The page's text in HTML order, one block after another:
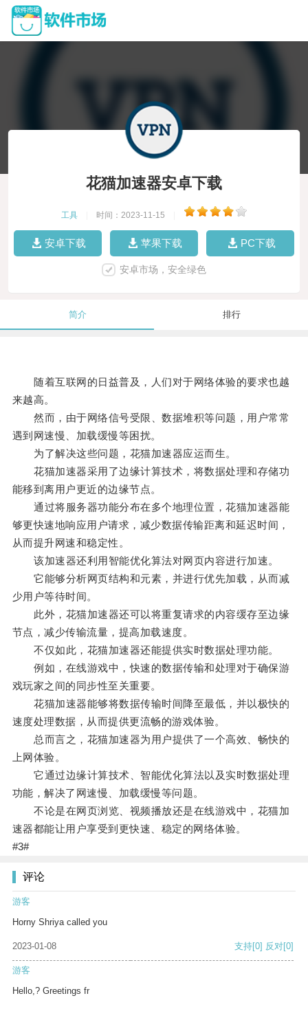
花猫加速器安卓下载
工具 时间：2023-11-15
安卓下载 苹果下载 PC下载
安卓市场，安全绿色
简介 排行
随着互联网的日益普及，人们对于网络体验的要求也越
来越高。
然而，由于网络信号受限、数据堆积等问题，用户常常
遇到网速慢、加载缓慢等困扰。
为了解决这些问题，花猫加速器应运而生。
花猫加速器采用了边缘计算技术，将数据处理和存储功
能移到离用户更近的边缘节点。
通过将服务器功能分布在多个地理位置，花猫加速器能
够更快速地响应用户请求，减少数据传输距离和延迟时间，
从而提升网速和稳定性。
该加速器还利用智能优化算法对网页内容进行加速。
它能够分析网页结构和元素，并进行优先加载，从而减
少用户等待时间。
此外，花猫加速器还可以将重复请求的内容缓存至边缘
节点，减少传输流量，提高加载速度。
不仅如此，花猫加速器还能提供实时数据处理功能。
例如，在线游戏中，快速的数据传输和处理对于确保游
戏玩家之间的同步性至关重要。
花猫加速器能够将数据传输时间降至最低，并以极快的
速度处理数据，从而提供更流畅的游戏体验。
总而言之，花猫加速器为用户提供了一个高效、畅快的
上网体验。
它通过边缘计算技术、智能优化算法以及实时数据处理
功能，解决了网速慢、加载缓慢等问题。
不论是在网页浏览、视频播放还是在线游戏中，花猫加
速器都能让用户享受到更快速、稳定的网络体验。
#3#
评论
游客
Horny Shriya called you
2023-01-08 支持[0] 反对[0]
游客
Hello,? Greetings fr